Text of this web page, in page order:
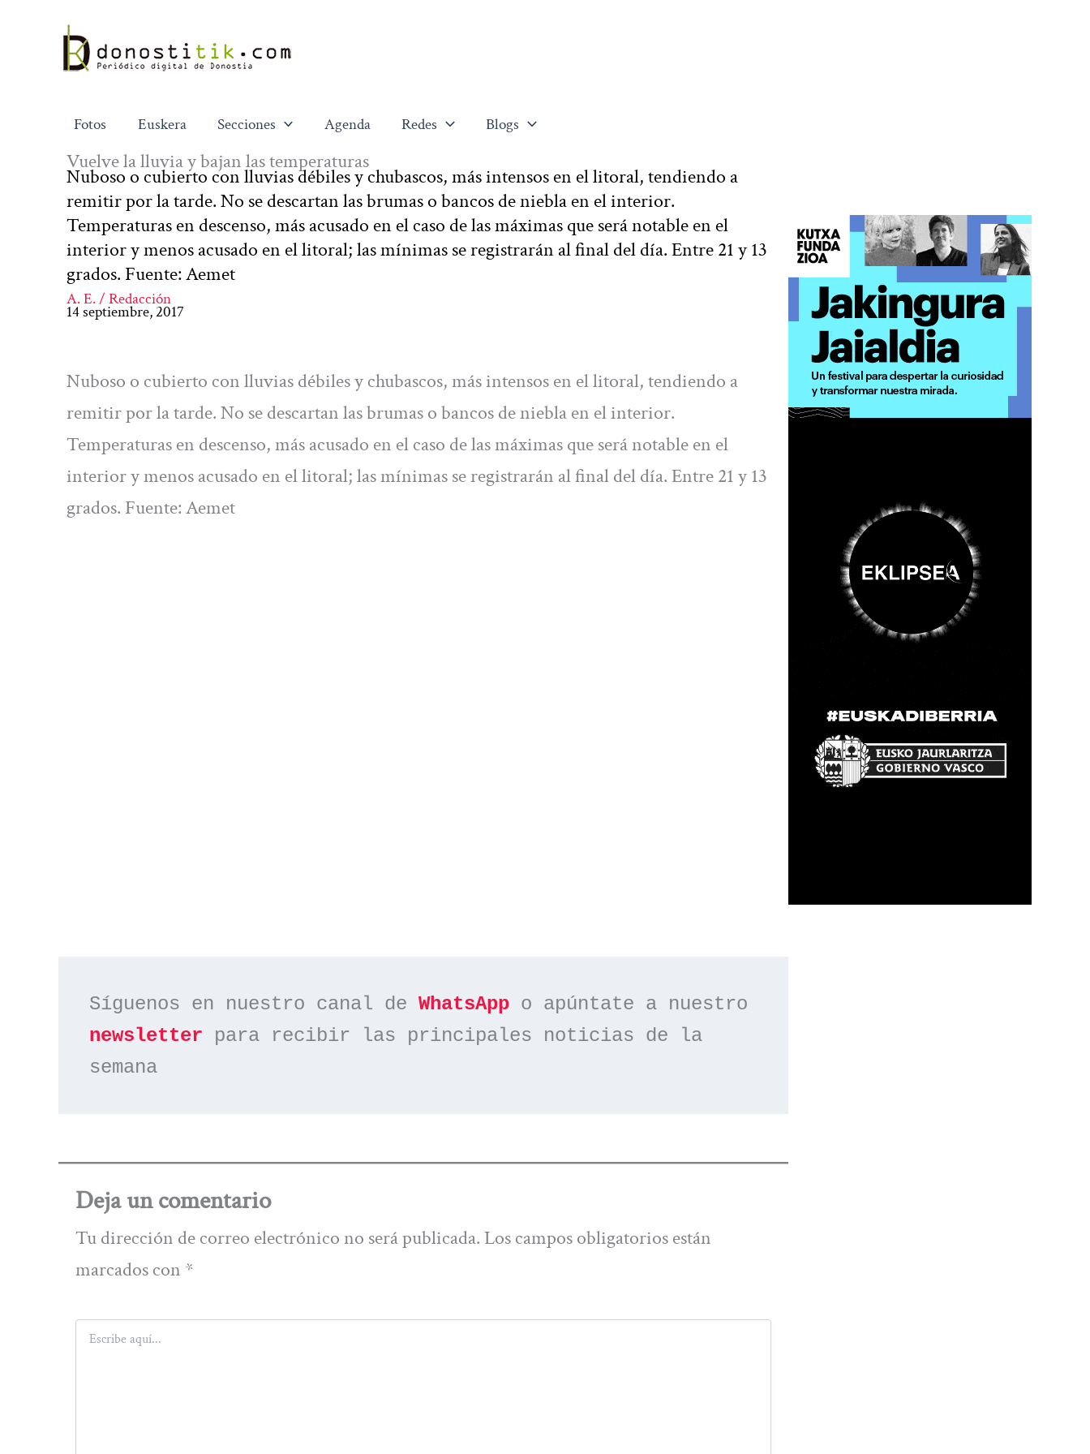
contenido
Fotos Euskera Secciones Agenda Redes Blogs
Vuelve la lluvia y bajan las temperaturas
Nuboso o cubierto con lluvias débiles y chubascos, más intensos en el litoral, tendiendo a
remitir por la tarde. No se descartan las brumas o bancos de niebla en el interior.
Temperaturas en descenso, más acusado en el caso de las máximas que será notable en el
interior y menos acusado en el litoral; las mínimas se registrarán al final del día. Entre 21 y 13
grados. Fuente: Aemet
A. E. / Redacción
14 septiembre, 2017
Nuboso o cubierto con lluvias débiles y chubascos, más intensos en el litoral, tendiendo a
remitir por la tarde. No se descartan las brumas o bancos de niebla en el interior.
Temperaturas en descenso, más acusado en el caso de las máximas que será notable en el
interior y menos acusado en el litoral; las mínimas se registrarán al final del día. Entre 21 y 13
grados. Fuente: Aemet
Síguenos en nuestro canal de WhatsApp
newsletter para recibir las principales noticias de la
semana
Deja un comentario
Tu dirección de correo electrónico no será publicada. Los campos obligatorios están
marcados con *
Escribe
aquí...